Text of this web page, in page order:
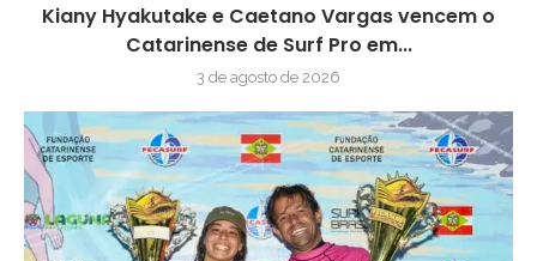
Kiany Hyakutake e Caetano Vargas vencem o
Catarinense de Surf Pro em...
3 de agosto de 2026